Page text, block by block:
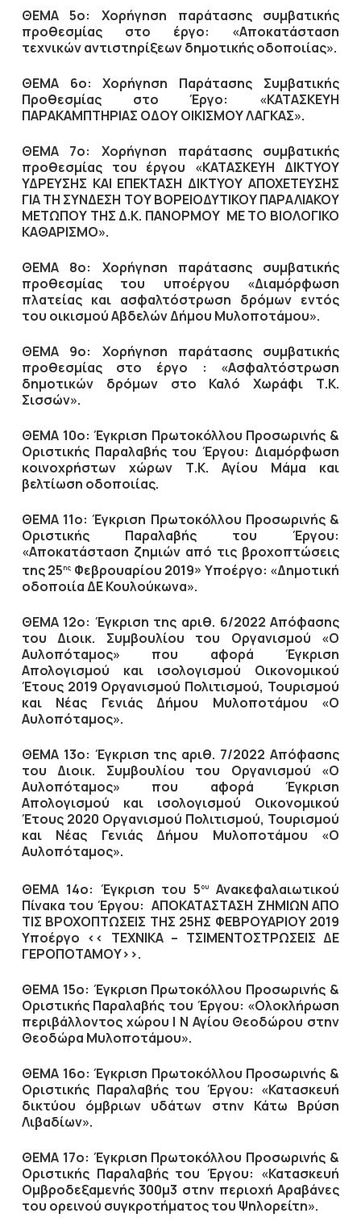
ΘΕΜΑ 5ο: Χορήγηση παράτασης συμβατικής
προθεσμίας στο έργο: «Αποκατάσταση
τεχνικών αντιστηρίξεων δημοτικής οδοποιίας».
ΘΕΜΑ 6ο: Χορήγηση Παράτασης Συμβατικής
Προθεσμίας στο Έργο: «ΚΑΤΑΣΚΕΥΗ
ΠΑΡΑΚΑΜΠΤΗΡΙΑΣ ΟΔΟΥ ΟΙΚΙΣΜΟΥ ΛΑΓΚΑΣ».
ΘΕΜΑ 7ο: Xορήγηση παράτασης συμβατικής
προθεσμίας του έργου «ΚΑΤΑΣΚΕΥΗ ΔΙΚΤΥΟΥ
ΥΔΡΕΥΣΗΣ ΚΑΙ ΕΠΕΚΤΑΣΗ ΔΙΚΤΥΟΥ ΑΠΟΧΕΤΕΥΣΗΣ
ΓΙΑ ΤΗ ΣΥΝΔΕΣΗ ΤΟΥ ΒΟΡΕΙΟΔΥΤΙΚΟΥ ΠΑΡΑΛΙΑΚΟΥ
ΜΕΤΩΠΟΥ ΤΗΣ Δ.Κ. ΠΑΝΟΡΜΟΥ ΜΕ ΤΟ ΒΙΟΛΟΓΙΚΟ
ΚΑΘΑΡΙΣΜΟ».
ΘΕΜΑ 8ο: Xορήγηση παράτασης συμβατικής
προθεσμίας του υποέργου «Διαμόρφωση
πλατείας και ασφαλτόστρωση δρόμων εντός
του οικισμού Αβδελών Δήμου Μυλοποτάμου».
ΘΕΜΑ 9ο: Xορήγηση παράτασης συμβατικής
προθεσμίας στο έργο : «Ασφαλτόστρωση
δημοτικών δρόμων στο Καλό Χωράφι Τ.Κ.
Σισσών».
ΘΕΜΑ 10ο: Έγκριση Πρωτοκόλλου Προσωρινής &
Οριστικής Παραλαβής του Έργου: Διαμόρφωση
κοινοχρήστων χώρων Τ.Κ. Αγίου Μάμα και
βελτίωση οδοποιίας.
ΘΕΜΑ 11ο: Έγκριση Πρωτοκόλλου Προσωρινής &
Οριστικής Παραλαβής του Έργου:
«Αποκατάσταση ζημιών από τις βροχοπτώσεις
της 25ης Φεβρουαρίου 2019» Υποέργο: «Δημοτική
οδοποιία ΔΕ Κουλούκωνα».
ΘΕΜΑ 12ο: Έγκριση της αριθ. 6/2022 Απόφασης
του Διοικ. Συμβουλίου του Οργανισμού «Ο
Αυλοπόταμος» που αφορά Έγκριση
Απολογισμού και ισολογισμού Οικονομικού
Έτους 2019 Οργανισμού Πολιτισμού, Τουρισμού
και Νέας Γενιάς Δήμου Μυλοποτάμου «Ο
Αυλοπόταμος».
ΘΕΜΑ 13ο: Έγκριση της αριθ. 7/2022 Απόφασης
του Διοικ. Συμβουλίου του Οργανισμού «Ο
Αυλοπόταμος» που αφορά Έγκριση
Απολογισμού και ισολογισμού Οικονομικού
Έτους 2020 Οργανισμού Πολιτισμού, Τουρισμού
και Νέας Γενιάς Δήμου Μυλοποτάμου «Ο
Αυλοπόταμος».
ΘΕΜΑ 14ο: Έγκριση του 5ου
Ανακεφαλαιωτικού
Πίνακα του Έργου: ΑΠΟΚΑΤΑΣΤΑΣΗ ΖΗΜΙΩΝ ΑΠΟ
ΤΙΣ ΒΡΟΧΟΠΤΩΣΕΙΣ ΤΗΣ 25ΗΣ ΦΕΒΡΟΥΑΡΙΟΥ 2019
Υποέργο << ΤΕΧΝΙΚΑ – ΤΣΙΜΕΝΤΟΣΤΡΩΣΕΙΣ ΔΕ
ΓΕΡΟΠΟΤΑΜΟΥ>>.
ΘΕΜΑ 15ο: Έγκριση Πρωτοκόλλου Προσωρινής &
Οριστικής Παραλαβής του Έργου: «Ολοκλήρωση
περιβάλλοντος χώρου Ι Ν Αγίου Θεοδώρου στην
Θεοδώρα Μυλοποτάμου».
ΘΕΜΑ 16ο: Έγκριση Πρωτοκόλλου Προσωρινής &
Οριστικής Παραλαβής του Έργου: «Κατασκευή
δικτύου όμβριων υδάτων στην Κάτω Βρύση
Λιβαδίων».
ΘΕΜΑ 17ο: Έγκριση Πρωτοκόλλου Προσωρινής &
Οριστικής Παραλαβής του Έργου: «Κατασκευή
Ομβροδεξαμενής 300μ3 στην περιοχή Αραβάνες
του ορεινού συγκροτήματος του Ψηλορείτη».